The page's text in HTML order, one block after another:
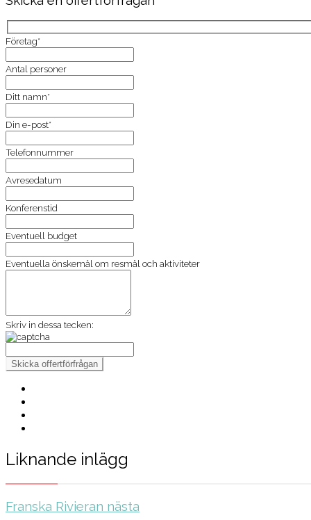
Företag*
Antal personer
Ditt namn*
Din e-post*
Telefonnummer
Avresedatum
Konferenstid
Eventuell budget
Eventuella önskemål om resmål och aktiviteter
Skriv in dessa tecken:
Liknande inlägg
Franska Rivieran nästa